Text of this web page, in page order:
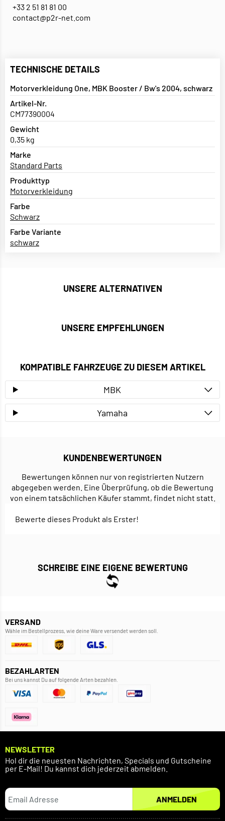
+33 2 51 81 81 00
contact@p2r-net.com
TECHNISCHE DETAILS
Motorverkleidung One, MBK Booster / Bw's 2004, schwarz
Artikel-Nr.
CM77390004
Gewicht
0,35 kg
Marke
Standard Parts
Produkttyp
Motorverkleidung
Farbe
Schwarz
Farbe Variante
schwarz
UNSERE ALTERNATIVEN
UNSERE EMPFEHLUNGEN
KOMPATIBLE FAHRZEUGE ZU DIESEM ARTIKEL
MBK
Yamaha
KUNDENBEWERTUNGEN
Bewertungen können nur von registrierten Nutzern
abgegeben werden. Eine Überprüfung, ob die Bewertung
von einem tatsächlichen Käufer stammt, findet nicht statt.
Bewerte dieses Produkt als Erster!
SCHREIBE EINE EIGENE BEWERTUNG
VERSAND
Wähle im Bestellprozess, wie deine Ware versendet werden soll.
BEZAHLARTEN
Bei uns kannst Du auf folgende Arten bezahlen.
NEWSLETTER
Hol dir die neuesten Nachrichten, Specials und Gutscheine
per E-Mail! Du kannst dich jederzeit abmelden.
ANMELDEN